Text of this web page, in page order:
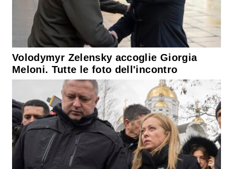
Volodymyr Zelensky accoglie Giorgia
Meloni. Tutte le foto dell'incontro